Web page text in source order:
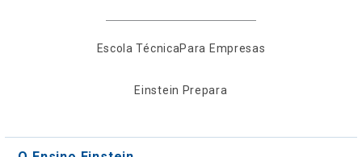
Escola TécnicaPara Empresas
Einstein Prepara